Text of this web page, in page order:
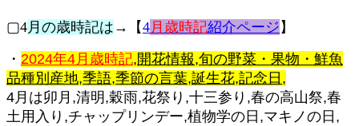
▢4月の歳時記は →【4月歳時記紹介ページ 】
・ 2024年4月歳時記,開花情報,旬の野菜・果物・鮮魚
品種別産地,季語,季節の言葉,誕生花,記念日,
4月は卯月,清明,穀雨,花祭り,十三参り,春の高山祭,春
土用入り,チャップリンデー,植物学の日,マキノの日,